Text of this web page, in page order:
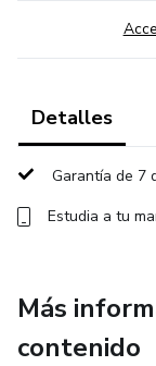
Detalles
Garantía de 7
Estudia a tu
Más
contenido